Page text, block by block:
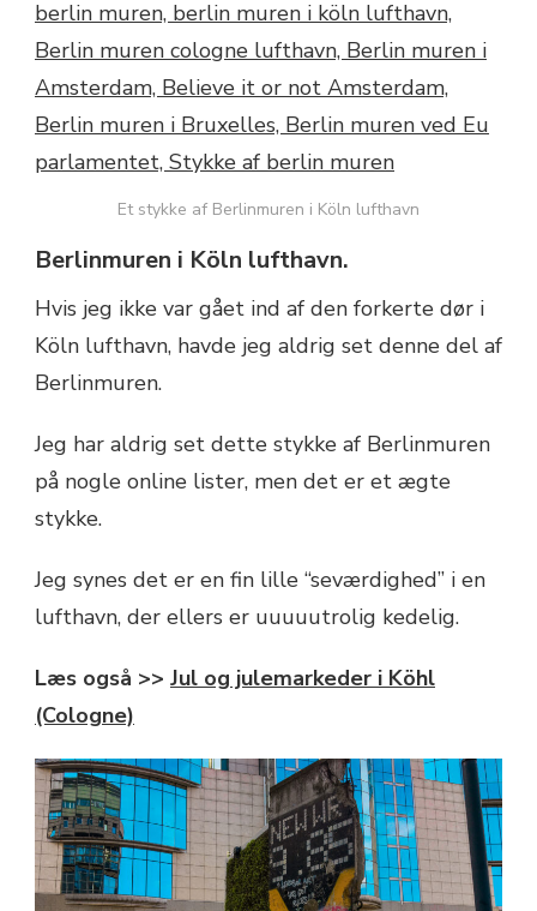
Et stykke af Berlinmuren i Köln lufthavn
Berlinmuren i Köln lufthavn.
Hvis jeg ikke var gået ind af den forkerte dør i
Köln lufthavn, havde jeg aldrig set denne del af
Berlinmuren.
Jeg har aldrig set dette stykke af Berlinmuren
på nogle online lister, men det er et ægte
stykke.
Jeg synes det er en fin lille “seværdighed” i en
lufthavn, der ellers er uuuuutrolig kedelig.
Læs også >> Jul og julemarkeder i Köhl
(Cologne)